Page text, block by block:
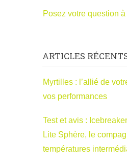
Posez votre question
ARTICLES
Myrtilles : l’allié de
vos performances
Test et avis :
Lite Sphère, le
températures